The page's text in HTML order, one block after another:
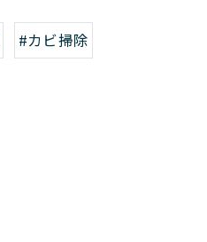
#カビ掃除